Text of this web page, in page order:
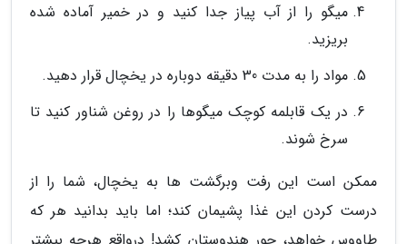
میگو را از آب پیاز جدا کنید و در خمیر آماده شده
بریزید.
مواد را به مدت 30 دقیقه دوباره در یخچال قرار دهید.
در یک قابلمه کوچک میگوها را در روغن شناور کنید تا
سرخ شوند.
ممکن است این رفت وبرگشت ها به یخچال، شما را از
درست کردن این غذا پشیمان کند؛ اما باید بدانید هر که